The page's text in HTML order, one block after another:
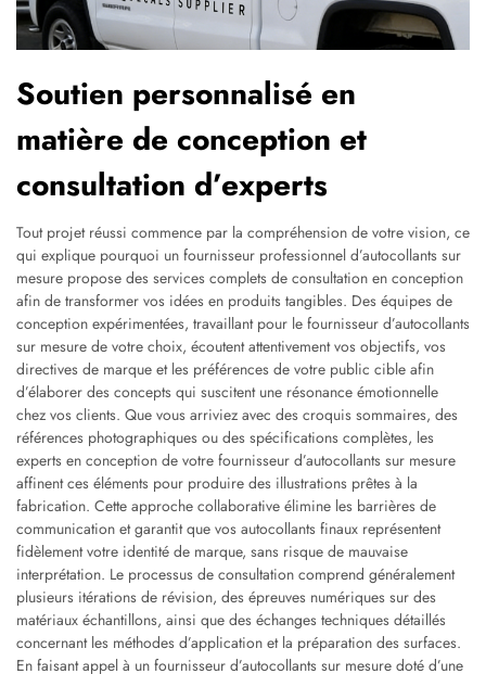
Soutien personnalisé en
matière de conception et
consultation d’experts
Tout projet réussi commence par la compréhension de votre vision, ce
qui explique pourquoi un fournisseur professionnel d’autocollants sur
mesure propose des services complets de consultation en conception
afin de transformer vos idées en produits tangibles. Des équipes de
conception expérimentées, travaillant pour le fournisseur d’autocollants
sur mesure de votre choix, écoutent attentivement vos objectifs, vos
directives de marque et les préférences de votre public cible afin
d’élaborer des concepts qui suscitent une résonance émotionnelle
chez vos clients. Que vous arriviez avec des croquis sommaires, des
références photographiques ou des spécifications complètes, les
experts en conception de votre fournisseur d’autocollants sur mesure
affinent ces éléments pour produire des illustrations prêtes à la
fabrication. Cette approche collaborative élimine les barrières de
communication et garantit que vos autocollants finaux représentent
fidèlement votre identité de marque, sans risque de mauvaise
interprétation. Le processus de consultation comprend généralement
plusieurs itérations de révision, des épreuves numériques sur des
matériaux échantillons, ainsi que des échanges techniques détaillés
concernant les méthodes d’application et la préparation des surfaces.
En faisant appel à un fournisseur d’autocollants sur mesure doté d’une